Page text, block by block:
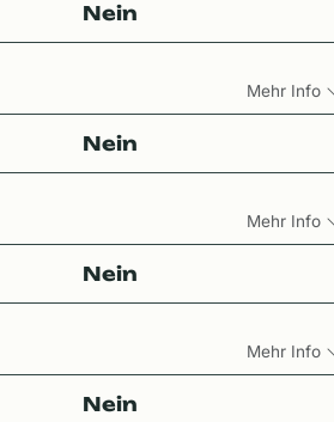
Nein
Mehr Info
Nein
Mehr Info
Nein
Mehr Info
Nein